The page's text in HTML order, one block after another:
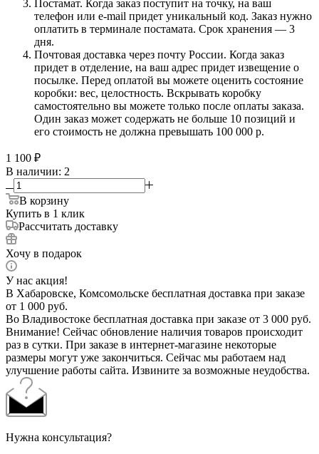
Постамат. Когда заказ поступит на точку, на ваш
телефон или e-mail придет уникальный код. Заказ нужно
оплатить в терминале постамата. Срок хранения — 3
дня.
Почтовая доставка через почту России. Когда заказ
придет в отделение, на ваш адрес придет извещение о
посылке. Перед оплатой вы можете оценить состояние
коробки: вес, целостность. Вскрывать коробку
самостоятельно вы можете только после оплаты заказа.
Один заказ может содержать не больше 10 позиций и
его стоимость не должна превышать 100 000 р.
1 100 ₽
В наличии: 2
В корзину
Купить в 1 клик
Рассчитать доставку
Хочу в подарок
У нас акция!
В Хабаровске, Комсомольске бесплатная доставка при заказе
от 1 000 руб.
Во Владивостоке бесплатная доставка при заказе от 3 000 руб.
Внимание! Сейчас обновление наличия товаров происходит
раз в сутки. При заказе в интернет-магазине некоторые
размеры могут уже закончиться. Сейчас мы работаем над
улучшение работы сайта. Извините за возможные неудобства.
Нужна консультация?